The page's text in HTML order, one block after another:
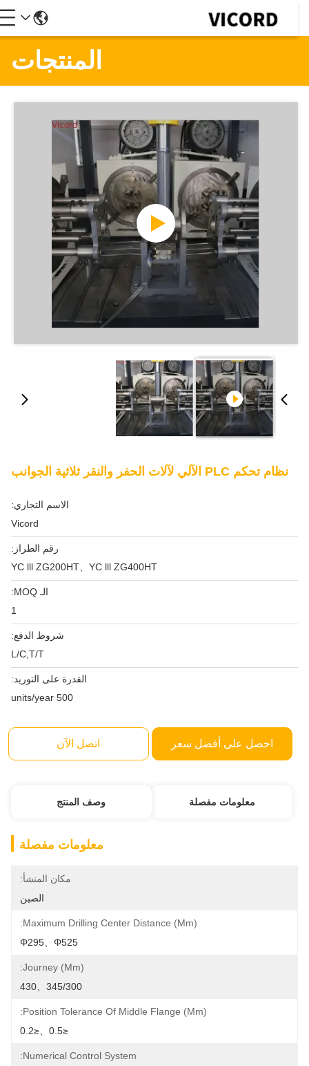
المنتجات
نظام تحكم PLC الآلي لآلات الحفر والنقر ثلاثية الجوانب
الاسم التجاري:
Vicord
رقم الطراز:
YC lll ZG200HT、YC lll ZG400HT
الـ MOQ:
شروط الدفع:
L/C,T/T
القدرة على التوريد:
500 units/year
احصل على أفضل سعر اتصل الآن
معلومات مفصلة وصف المنتج
معلومات مفصلة
مكان المنشأ:
الصين
Maximum Drilling Center Distance (mm):
Φ295、φ525
Journey (mm):
345/300、430
Position Tolerance Of Middle Flange (mm):
≤0.5、≤0.2
Numerical Control System: